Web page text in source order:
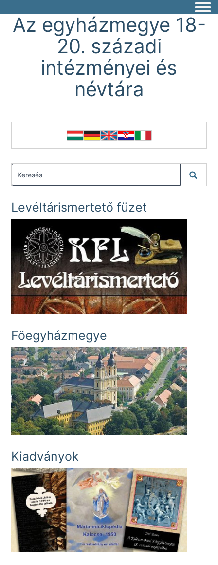
Az egyházmegye 18-
20. századi
intézményei és
névtára
Levéltárismertető füzet
Főegyházmegye
Kiadványok